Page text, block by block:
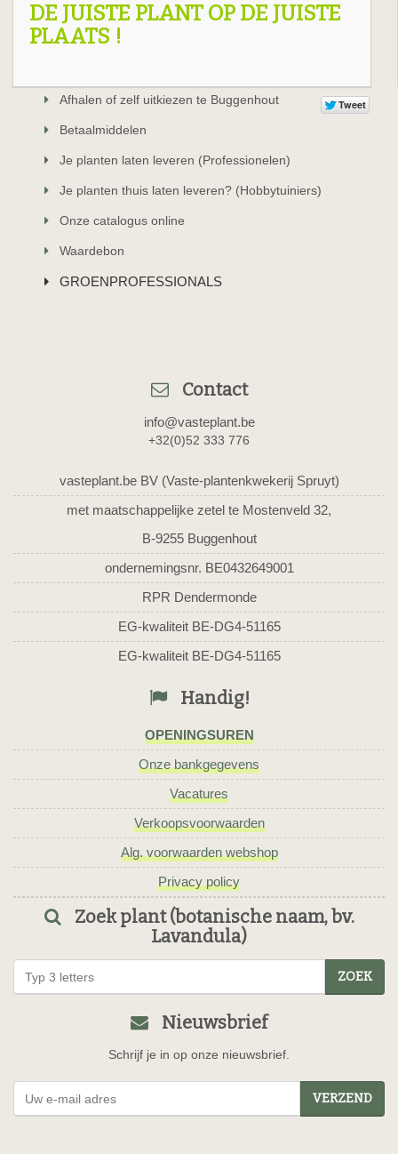
DE JUISTE PLANT OP DE JUISTE
PLAATS !
Afhalen of zelf uitkiezen te Buggenhout
Betaalmiddelen
Je planten laten leveren (Professionelen)
Je planten thuis laten leveren? (Hobbytuiniers)
Onze catalogus online
Waardebon
GROENPROFESSIONALS
Contact
info@vasteplant.be
+32(0)52 333 776
vasteplant.be BV (Vaste-plantenkwekerij Spruyt)
met maatschappelijke zetel te Mostenveld 32,
B-9255 Buggenhout
ondernemingsnr. BE0432649001
RPR Dendermonde
EG-kwaliteit BE-DG4-51165
EG-kwaliteit BE-DG4-51165
Handig!
OPENINGSUREN
Onze bankgegevens
Vacatures
Verkoopsvoorwaarden
Alg. voorwaarden webshop
Privacy policy
Zoek plant (botanische naam, bv.
Lavandula)
ZOEK
Nieuwsbrief
Schrijf je in op onze nieuwsbrief.
VERZEND